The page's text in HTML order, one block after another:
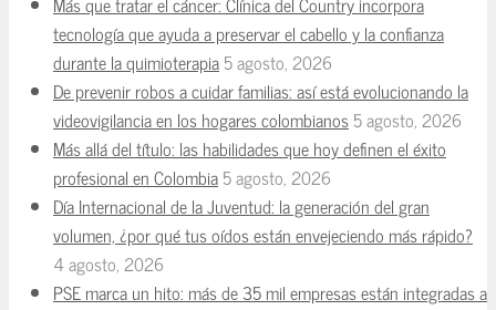
tecnología que ayuda a preservar el cabello y la confianza
durante la quimioterapia5 agosto, 2026
De prevenir robos a cuidar familias: así está evolucionando la
videovigilancia en los hogares colombianos5 agosto, 2026
Más allá del título: las habilidades que hoy definen el éxito
profesional en Colombia5 agosto, 2026
Día Internacional de la Juventud: la generación del gran
volumen, ¿por qué tus oídos están envejeciendo más rápido?
4 agosto, 2026
PSE marca un hito: más de 35 mil empresas están integradas a